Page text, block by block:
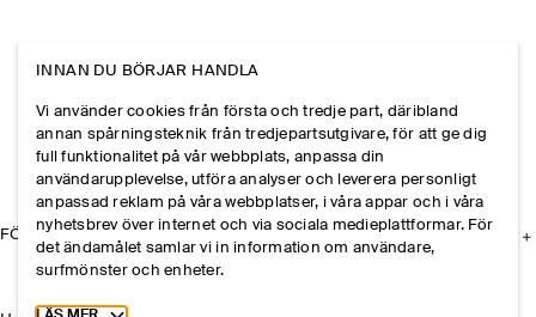
FÖRETAGET
INNAN DU BÖRJAR HANDLA
Vi använder cookies från första och tredje part, däribland
annan spårningsteknik från tredjepartsutgivare, för att ge dig
full funktionalitet på vår webbplats, anpassa din
användarupplevelse, utföra analyser och leverera personligt
anpassad reklam på våra webbplatser, i våra appar och i våra
nyhetsbrev över internet och via sociala medieplattformar. För
det ändamålet samlar vi in information om användare,
surfmönster och enheter.